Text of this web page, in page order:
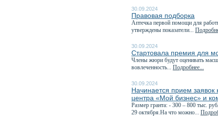
30.09.2024
Правовая подборка
Аптечка первой помощи для
утверждены показатели...
30.09.2024
Стартовала премия для
Члены жюри будут оценивать
вовлеченность... Подробнее...
30.09.2024
Начинается прием заявок
центра «Мой бизнес» и
Размер гранта: - 300 – 800 тыс.
29 октября.На что можно...